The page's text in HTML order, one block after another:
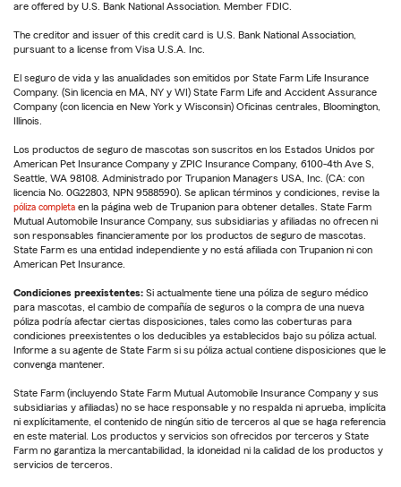
are offered by U.S. Bank National Association. Member FDIC.
The creditor and issuer of this credit card is U.S. Bank National Association,
pursuant to a license from Visa U.S.A. Inc.
El seguro de vida y las anualidades son emitidos por State Farm Life Insurance
Company. (Sin licencia en MA, NY y WI) State Farm Life and Accident Assurance
Company (con licencia en New York y Wisconsin) Oficinas centrales, Bloomington,
Illinois.
Los productos de seguro de mascotas son suscritos en los Estados Unidos por
American Pet Insurance Company y ZPIC Insurance Company, 6100-4th Ave S,
Seattle, WA 98108. Administrado por Trupanion Managers USA, Inc. (CA: con
licencia No. 0G22803, NPN 9588590). Se aplican términos y condiciones, revise la
póliza completa en la página web de Trupanion para obtener detalles. State Farm
Mutual Automobile Insurance Company, sus subsidiarias y afiliadas no ofrecen ni
son responsables financieramente por los productos de seguro de mascotas.
State Farm es una entidad independiente y no está afiliada con Trupanion ni con
American Pet Insurance.
Condiciones preexistentes: Si actualmente tiene una póliza de seguro médico
para mascotas, el cambio de compañía de seguros o la compra de una nueva
póliza podría afectar ciertas disposiciones, tales como las coberturas para
condiciones preexistentes o los deducibles ya establecidos bajo su póliza actual.
Informe a su agente de State Farm si su póliza actual contiene disposiciones que le
convenga mantener.
State Farm (incluyendo State Farm Mutual Automobile Insurance Company y sus
subsidiarias y afiliadas) no se hace responsable y no respalda ni aprueba, implícita
ni explícitamente, el contenido de ningún sitio de terceros al que se haga referencia
en este material. Los productos y servicios son ofrecidos por terceros y State
Farm no garantiza la mercantabilidad, la idoneidad ni la calidad de los productos y
servicios de terceros.